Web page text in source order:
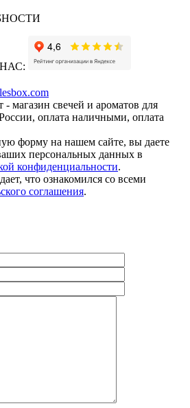
магазин свечей и ароматов для
оплата наличными, оплата
форму на нашем сайте, вы даете
персональных данных в
конфиденциальности.
что ознакомился со всеми
соглашения.